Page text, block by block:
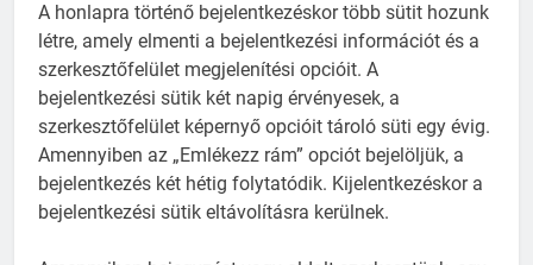
A honlapra történő bejelentkezéskor több sütit hozunk
létre, amely elmenti a bejelentkezési információt és a
szerkesztőfelület megjelenítési opcióit. A
bejelentkezési sütik két napig érvényesek, a
szerkesztőfelület képernyő opcióit tároló süti egy évig.
Amennyiben az „Emlékezz rám” opciót bejelöljük, a
bejelentkezés két hétig folytatódik. Kijelentkezéskor a
bejelentkezési sütik eltávolításra kerülnek.